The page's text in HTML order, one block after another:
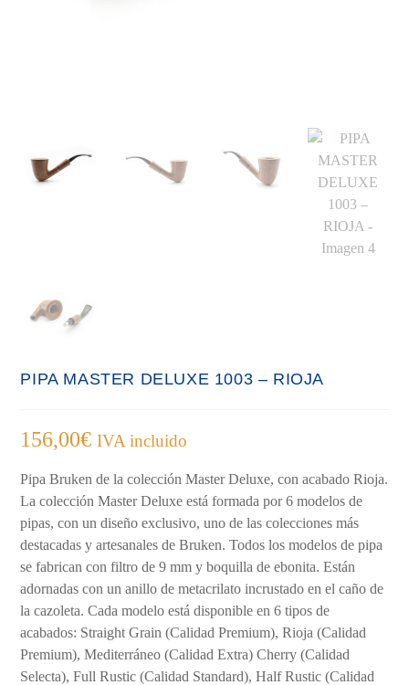
PIPA MASTER DELUXE 1003 – RIOJA
156,00€ IVA incluido
Pipa Bruken de la colección Master Deluxe, con acabado Rioja.
La colección Master Deluxe está formada por 6 modelos de
pipas, con un diseño exclusivo, uno de las colecciones más
destacadas y artesanales de Bruken. Todos los modelos de pipa
se fabrican con filtro de 9 mm y boquilla de ebonita. Están
adornadas con un anillo de metacrilato incrustado en el caño de
la cazoleta. Cada modelo está disponible en 6 tipos de
acabados: Straight Grain (Calidad Premium), Rioja (Calidad
Premium), Mediterráneo (Calidad Extra) Cherry (Calidad
Selecta), Full Rustic (Calidad Standard), Half Rustic (Calidad